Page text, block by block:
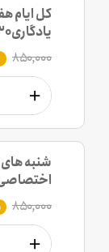
یادگاری30*20)
۸۵۰,۰۰۰
اختصاصی
۸۵۰,۰۰۰